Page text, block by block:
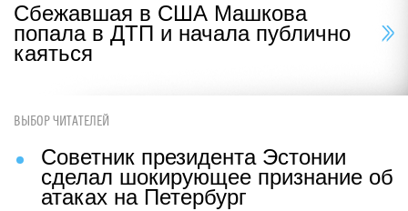
Сбежавшая в США Машкова
попала в ДТП и начала публично
каяться
ВЫБОР ЧИТАТЕЛЕЙ
Советник президента Эстонии
сделал шокирующее признание об
атаках на Петербург